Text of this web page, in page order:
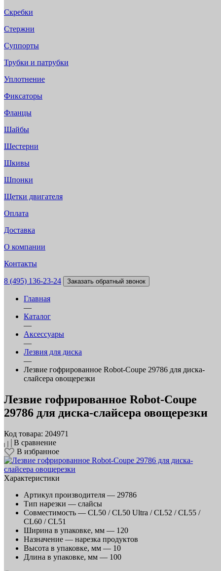
Скребки
Стержни
Суппорты
Трубки и патрубки
Уплотнение
Фиксаторы
Фланцы
Шайбы
Шестерни
Шкивы
Шпонки
Щетки двигателя
Оплата
Доставка
О компании
Контакты
8 (495) 136-23-24 Заказать обратный звонок
Главная
—
Каталог
—
Аксессуары
—
Лезвия для диска
—
Лезвие гофрированное Robot-Coupe 29786 для диска-
слайсера овощерезки
Лезвие гофрированное Robot-Coupe
29786 для диска-слайсера овощерезки
Код товара: 204971
В сравнение
В избранное
Характеристики
Артикул производителя — 29786
Тип нарезки — слайсы
Совместимость — CL50 / CL50 Ultra / CL52 / CL55 /
CL60 / CL51
Ширина в упаковке, мм — 120
Назначение — нарезка продуктов
Высота в упаковке, мм — 10
Длина в упаковке, мм — 100